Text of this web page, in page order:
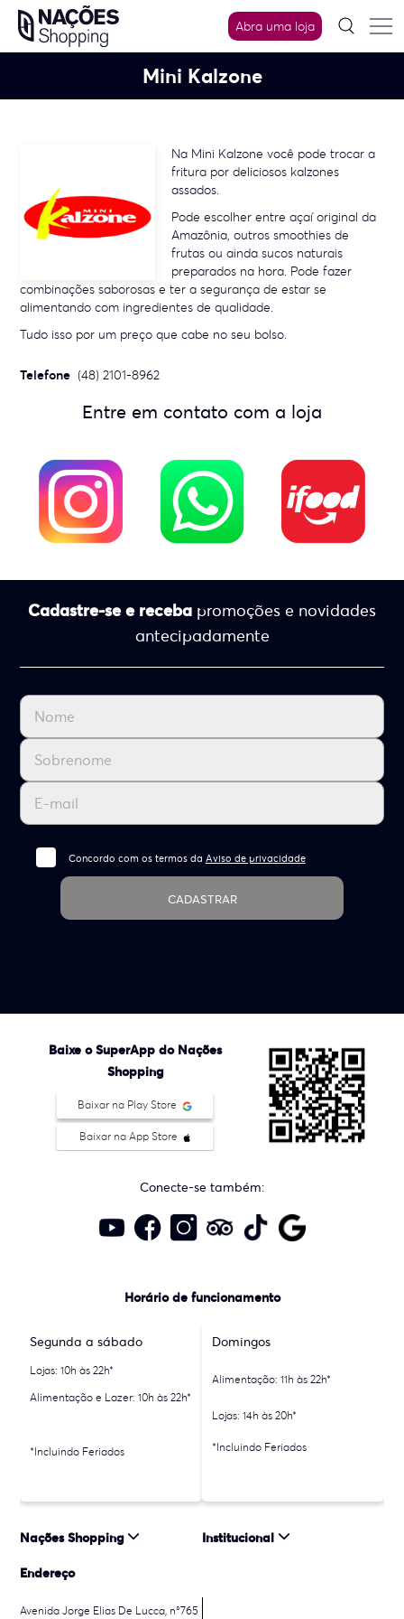
Skip
content
Abra uma loja
Mini Kalzone
Na Mini Kalzone você pode trocar a
fritura por deliciosos kalzones
assados.
Pode escolher entre açaí original da
Amazônia, outros smoothies de
frutas ou ainda sucos naturais
preparados na hora. Pode fazer
combinações saborosas e ter a segurança de estar se
alimentando com ingredientes de qualidade.
Tudo isso por um preço que cabe no seu bolso.
Telefone (48) 2101-8962
Entre em contato com a loja
Cadastre-se e receba promoções e novidades
antecipadamente
Concordo com os termos da Aviso de privacidade
CADASTRAR
Baixe o SuperApp do Nações
Shopping
Baixar na Play Store
Baixar na App Store
Conecte-se também:
Horário de funcionamento
Segunda a sábado
Lojas: 10h às 22h*
Alimentação e Lazer: 10h às 22h*
*Incluindo Feriados
Domingos
Alimentação: 11h às 22h*
Lojas: 14h às 20h*
*Incluindo Feriados
Nações Shopping Institucional
Endereço
Avenida Jorge Elias De Lucca, n°765